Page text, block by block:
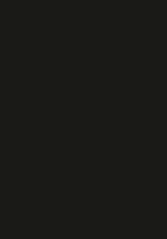
desconfiança por parte da
antecipações recorre às
às vezes é a única saída.
foi feita a primeira
Por quê? Porque negar